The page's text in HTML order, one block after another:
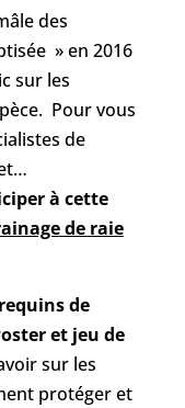
des
» en 2016
sur les
Pour vous
de
à cette
de raie
de
et jeu de
sur les
protéger et